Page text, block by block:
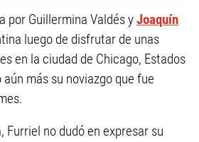
por Guillermina Valdés yJoaquín
luego de disfrutar de unas
en la ciudad de Chicago, Estados
más su noviazgo que fue
Furriel no dudó en expresar su